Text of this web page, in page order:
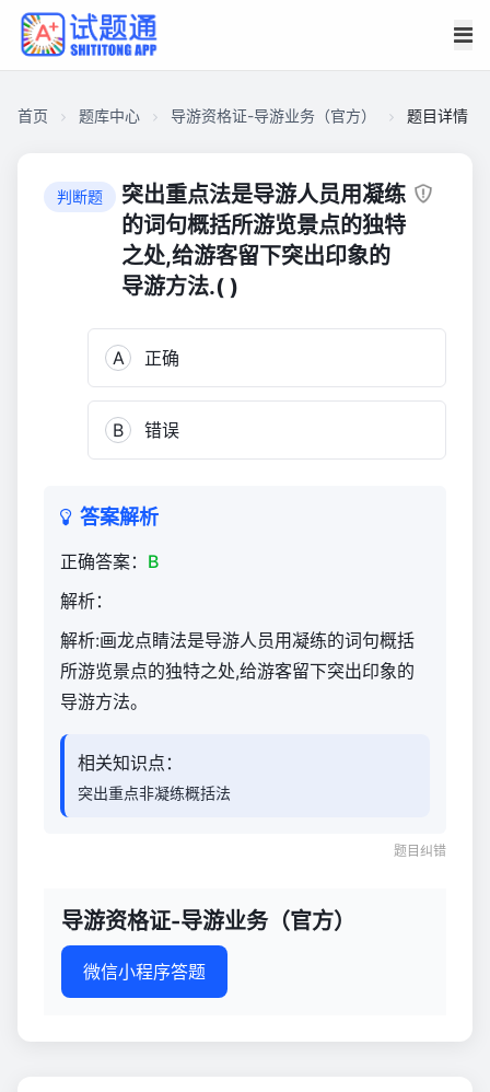
首页 题库中心 导游资格证-导游业务（官方） 题目详情
判断题
突出重点法是导游人员用凝练
的词句概括所游览景点的独特
之处,给游客留下突出印象的
导游方法.( )
A 正确
B 错误
答案解析
正确答案： B
解析：
解析:画龙点睛法是导游人员用凝练的词句概括
所游览景点的独特之处,给游客留下突出印象的
导游方法。
相关知识点：
突出重点非凝练概括法
题目纠错
导游资格证-导游业务（官方）
微信小程序答题